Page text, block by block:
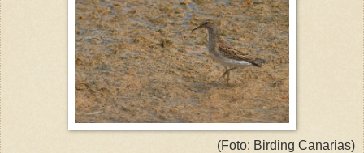
(Foto: Birding Canarias)